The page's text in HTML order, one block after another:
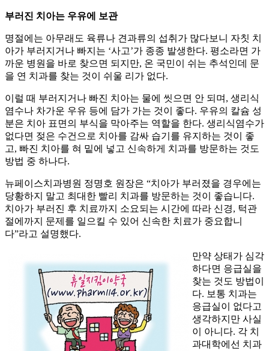
부러진 치아는 우유에 보관
명절에는 아무래도 육류나 견과류의 섭취가 많다보니 자칫 치
아가 부러지거나 빠지는 ‘사고’가 종종 발생한다. 평소라면 가
까운 병원을 바로 찾으면 되지만, 온 국민이 쉬는 추석인데 문
을 연 치과를 찾는 것이 쉬울 리가 없다.
이럴 때 부러지거나 빠진 치아는 물에 씻으면 안 되며, 생리식
염수나 차가운 우유 등에 담가 가는 것이 좋다. 우유의 칼슘 성
분은 치아 표면의 부식을 막아주는 역할을 한다. 생리식염수가
없다면 젖은 수건으로 치아를 감싸 습기를 유지하는 것이 좋
고, 빠진 치아를 혀 밑에 넣고 신속하게 치과를 방문하는 것도
방법 중 하나다.
뉴페이스치과병원 정명호 원장은 “치아가 부러졌을 경우에는
당황하지 말고 최대한 빨리 치과를 방문하는 것이 좋습니다.
치아가 부러진 후 치료까지 소요되는 시간에 따라 신경, 턱관
절에까지 문제를 일으킬 수 있어 신속한 치료가 중요합니
다”라고 설명했다.
만약 상태가 심각
하다면 응급실을
찾는 것도 방법이
다. 보통 치과는
응급실이 없다고
생각하지만 사실
이 아니다. 각 치
과대학에선 치과